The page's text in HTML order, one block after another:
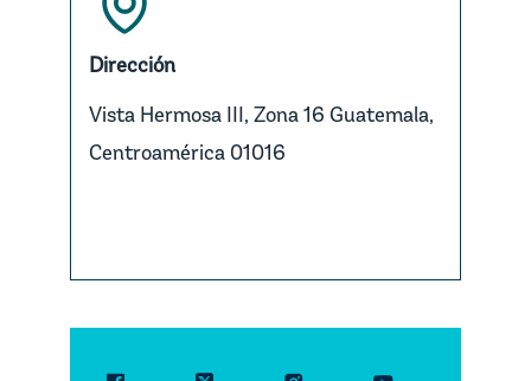
Dirección
Vista Hermosa III, Zona 16 Guatemala,
Centroamérica 01016